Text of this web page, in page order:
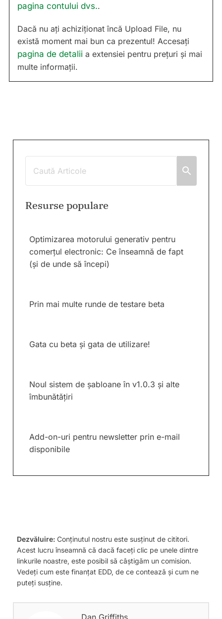
pagina contului dvs..
Dacă nu ați achiziționat încă Upload File, nu
există moment mai bun ca prezentul! Accesați
pagina de detalii a extensiei pentru prețuri și mai
multe informații.
Resurse populare
Optimizarea motorului generativ pentru
comerțul electronic: Ce înseamnă de fapt
(și de unde să începi)
Prin mai multe runde de testare beta
Gata cu beta și gata de utilizare!
Noul sistem de șabloane în v1.0.3 și alte
îmbunătățiri
Add-on-uri pentru newsletter prin e-mail
disponibile
Dezvăluire: Conținutul nostru este susținut de cititori.
Acest lucru înseamnă că dacă faceți clic pe unele dintre
linkurile noastre, este posibil să câștigăm un comision.
Vedeți cum este finanțat EDD, de ce contează și cum ne
puteți susține.
Dan Griffiths